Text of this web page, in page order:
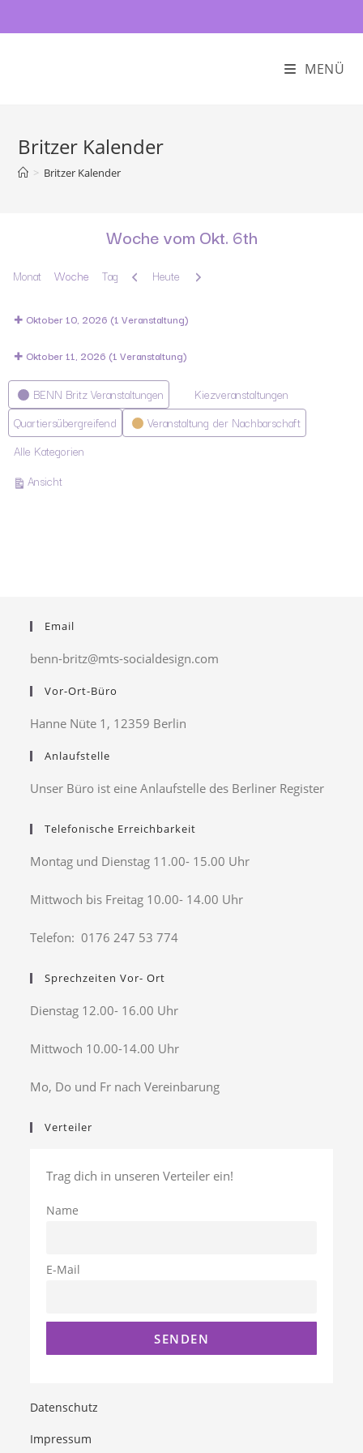
MENÜ
Britzer Kalender
> Britzer Kalender
Woche vom Okt. 6th
Monat Woche Tag Zurück
Heute Weiter
Oktober 10, 2026 (1 Veranstaltung)
Oktober 11, 2026 (1 Veranstaltung)
Kategorien
BENN Britz Veranstaltungen
Kiezveranstaltungen
Quartiersübergreifend
Veranstaltung der Nachbarschaft
Alle Kategorien
Ansichtausdrucken
Email
benn-britz@mts-socialdesign.com
Vor-Ort-Büro
Hanne Nüte 1, 12359 Berlin
Anlaufstelle
Unser Büro ist eine Anlaufstelle des Berliner Register
Telefonische Erreichbarkeit
Montag und Dienstag 11.00- 15.00 Uhr
Mittwoch bis Freitag 10.00- 14.00 Uhr
Telefon: 0176 247 53 774
Sprechzeiten Vor- Ort
Dienstag 12.00- 16.00 Uhr
Mittwoch 10.00-14.00 Uhr
Mo, Do und Fr nach Vereinbarung
Verteiler
Trag dich in unseren Verteiler ein!
Name
E-Mail
Datenschutz
Impressum